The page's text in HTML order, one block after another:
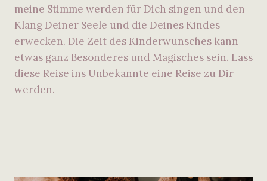
meine Stimme werden für Dich singen und den
Klang Deiner Seele und die Deines Kindes
erwecken. Die Zeit des Kinderwunsches kann
etwas ganz Besonderes und Magisches sein. Lass
diese Reise ins Unbekannte eine Reise zu Dir
werden.